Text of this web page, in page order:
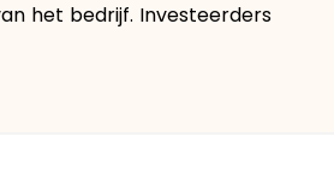
het bedrijf. Investeerders